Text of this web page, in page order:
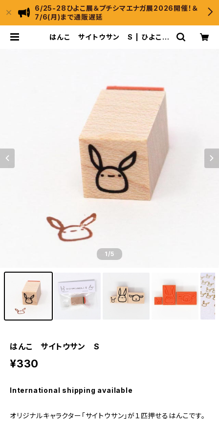
6/25-28ひよこ展＆プチシマエナガ展2026開催！＆
7/6(月)まで通販遅延
はんこ サイトウサン S | ひよこの
1/5
はんこ サイトウサン S
¥330
International shipping available
オリジナルキャラクター「サイトウサン」が１匹押せるはんこです。